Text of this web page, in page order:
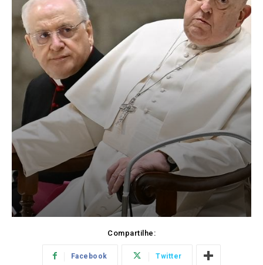
Compartilhe:
Facebook Twitter